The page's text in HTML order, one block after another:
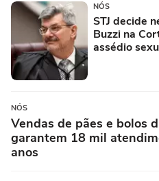
NÓS
STJ decide
Buzzi na
assédio
NÓS
Vendas de pães e bolos
garantem 18 mil
anos